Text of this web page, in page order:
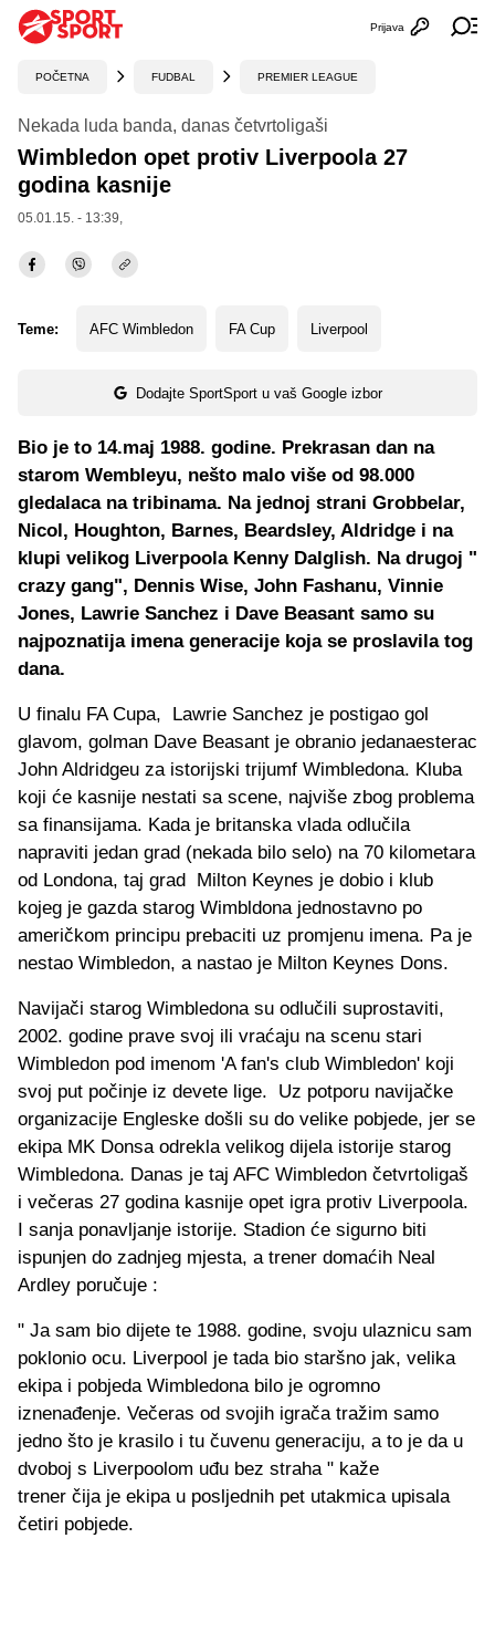
Otvori
Prijava
POČETNA FUDBAL PREMIER LEAGUE
Nekada luda banda, danas četvrtoligaši
Wimbledon opet protiv Liverpoola 27
godina kasnije
05.01.15. - 13:39,
Teme: AFC Wimbledon FA Cup Liverpool
Dodajte SportSport u vaš Google izbor
Bio je to 14.maj 1988. godine. Prekrasan dan na
starom Wembleyu, nešto malo više od 98.000
gledalaca na tribinama. Na jednoj strani Grobbelar,
Nicol, Houghton, Barnes, Beardsley, Aldridge i na
klupi velikog Liverpoola Kenny Dalglish. Na drugoj "
crazy gang", Dennis Wise, John Fashanu, Vinnie
Jones, Lawrie Sanchez i Dave Beasant samo su
najpoznatija imena generacije koja se proslavila tog
dana.
U finalu FA Cupa, Lawrie Sanchez je postigao gol
glavom, golman Dave Beasant je obranio jedanaesterac
John Aldridgeu za istorijski trijumf Wimbledona. Kluba
koji će kasnije nestati sa scene, najviše zbog problema
sa finansijama. Kada je britanska vlada odlučila
napraviti jedan grad (nekada bilo selo) na 70 kilometara
od Londona, taj grad Milton Keynes je dobio i klub
kojeg je gazda starog Wimbldona jednostavno po
američkom principu prebaciti uz promjenu imena. Pa je
nestao Wimbledon, a nastao je Milton Keynes Dons.
Navijači starog Wimbledona su odlučili suprostaviti,
2002. godine prave svoj ili vraćaju na scenu stari
Wimbledon pod imenom 'A fan's club Wimbledon' koji
svoj put počinje iz devete lige. Uz potporu navijačke
organizacije Engleske došli su do velike pobjede, jer se
ekipa MK Donsa odrekla velikog dijela istorije starog
Wimbledona. Danas je taj AFC Wimbledon četvrtoligaš
i večeras 27 godina kasnije opet igra protiv Liverpoola.
I sanja ponavljanje istorije. Stadion će sigurno biti
ispunjen do zadnjeg mjesta, a trener domaćih Neal
Ardley poručuje :
" Ja sam bio dijete te 1988. godine, svoju ulaznicu sam
poklonio ocu. Liverpool je tada bio staršno jak, velika
ekipa i pobjeda Wimbledona bilo je ogromno
iznenađenje. Večeras od svojih igrača tražim samo
jedno što je krasilo i tu čuvenu generaciju, a to je da u
dvoboj s Liverpoolom uđu bez straha " kaže
trener čija je ekipa u posljednih pet utakmica upisala
četiri pobjede.